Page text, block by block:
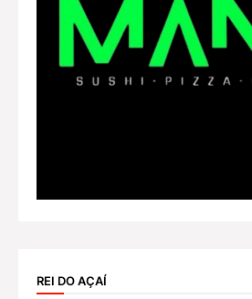
REI DO AÇAÍ